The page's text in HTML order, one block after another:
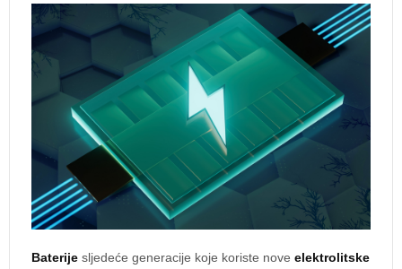
Baterije sljedeće generacije koje koriste nove elektrolitske